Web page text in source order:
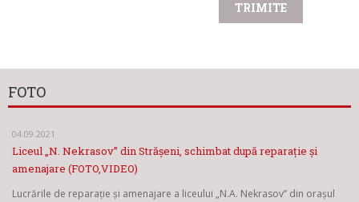
FOTO
04.09.2021
Liceul „N. Nekrasov” din Strășeni, schimbat după reparație și
amenajare (FOTO,VIDEO)
Lucrările de reparație și amenajare a liceului „N.A. Nekrasov” din orașul